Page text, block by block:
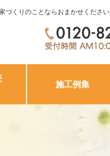
づくりのことならおまかせください
施工例集